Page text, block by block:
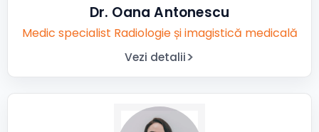
Dr. Oana Antonescu
Medic specialist Radiologie și imagistică medicală
Vezi detalii